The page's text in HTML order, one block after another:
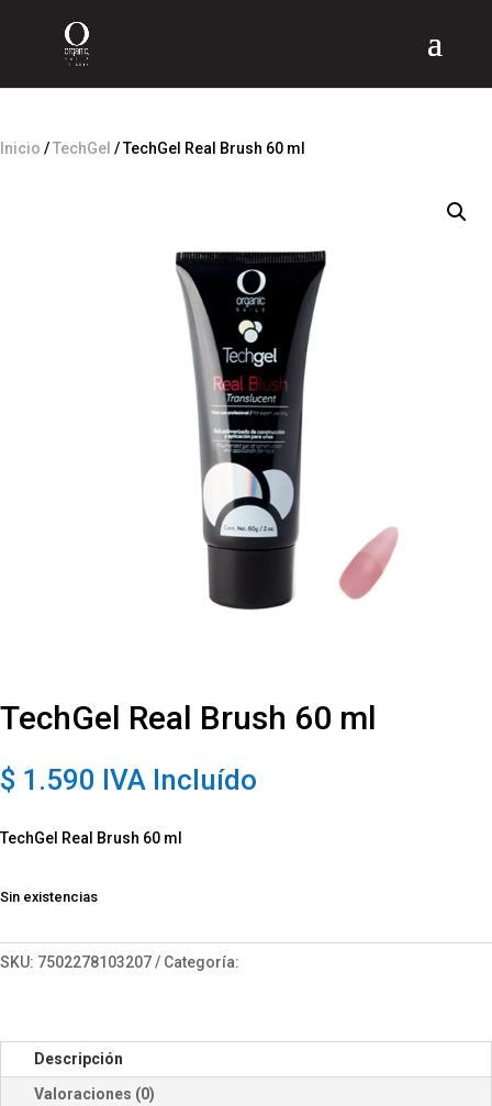
Inicio /TechGel / TechGel Real Brush 60 ml
TechGel Real Brush 60 ml
$ 1.590 IVA Incluído
TechGel Real Brush 60 ml
Sin existencias
SKU: 7502278103207 Categoría:
Descripción
Valoraciones (0)